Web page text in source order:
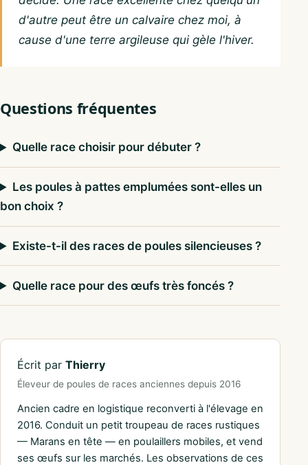
d'autre peut être un calvaire chez moi, à
cause d'une terre argileuse qui gèle l'hiver.
Questions fréquentes
Quelle race choisir pour débuter ?
Les poules à pattes emplumées sont-elles un
bon choix ?
Existe-t-il des races de poules silencieuses ?
Quelle race pour des œufs très foncés ?
Écrit par Thierry
Éleveur de poules de races anciennes depuis 2016
Ancien cadre en logistique reconverti à l'élevage en
2016. Conduit un petit troupeau de races rustiques
— Marans en tête — en poulaillers mobiles, et vend
ses œufs sur les marchés. Les observations de ces